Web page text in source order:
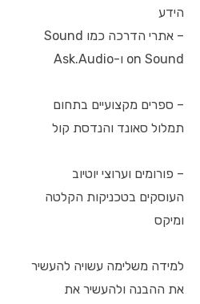
הידע
– אתרי הדרכה כמו Sound
on Sound ו-Ask.Audio
– ספרים מקצועיים בתחום
תמלול סאונד והנדסת קול
– פורומים וערוצי יוטיוב
העוסקים בטכניקות הקלטה
ומיקס
למידה משלימה עשויה להעשיר
את ההבנה ולהעשיר את